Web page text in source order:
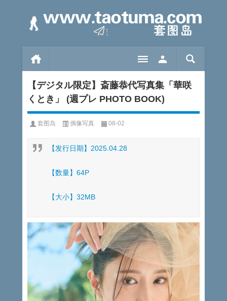
【デジタル限定】斎藤恭代写真集「華咲
くとき」 (週プレ PHOTO BOOK)
套图岛 偶像写真 08-02
【发行日期】2025.04.28
【数量】64P
【大小】32MB